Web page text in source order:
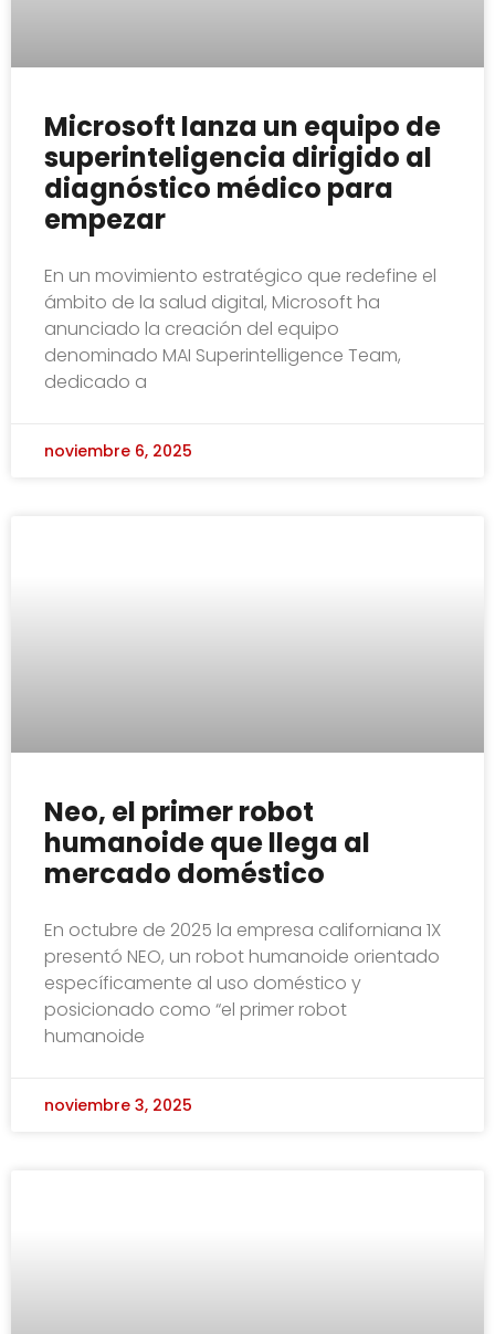
Microsoft lanza un equipo de
superinteligencia dirigido al
diagnóstico médico para
empezar
En un movimiento estratégico que redefine el
ámbito de la salud digital, Microsoft ha
anunciado la creación del equipo
denominado MAI Superintelligence Team,
dedicado a
noviembre 6, 2025
Neo, el primer robot
humanoide que llega al
mercado doméstico
En octubre de 2025 la empresa californiana 1X
presentó NEO, un robot humanoide orientado
específicamente al uso doméstico y
posicionado como “el primer robot
humanoide
noviembre 3, 2025